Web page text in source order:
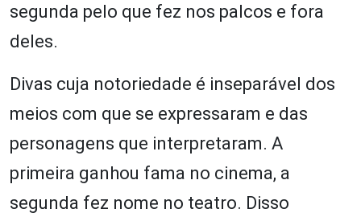
segunda pelo que fez nos palcos e fora
deles.
Divas cuja notoriedade é inseparável dos
meios com que se expressaram e das
personagens que interpretaram. A
primeira ganhou fama no cinema, a
segunda fez nome no teatro. Disso